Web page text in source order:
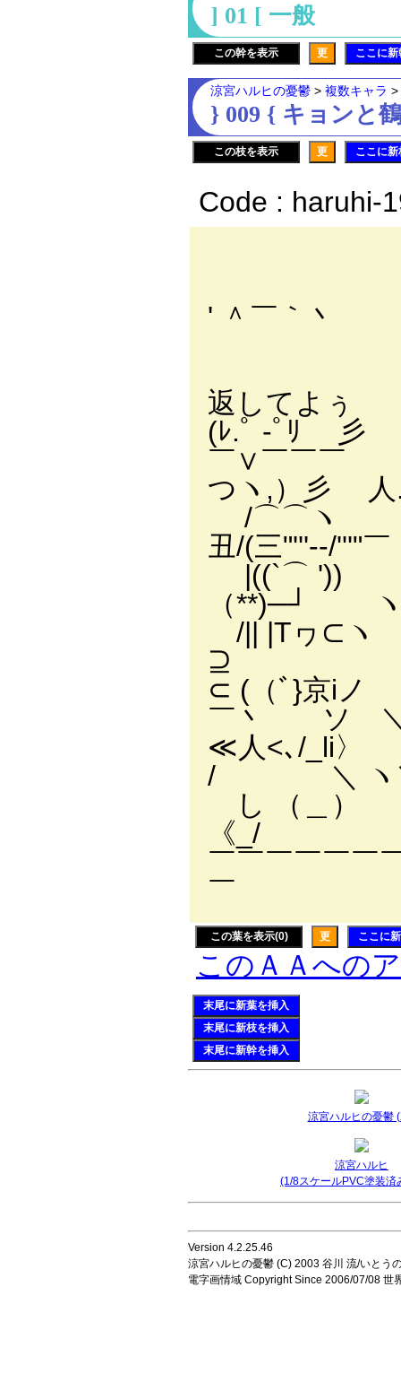
] 01 [ 一般
この幹を表示 更 ここに
涼宮ハルヒの憂鬱 > 複数キャラ >
} 009 { キョンと
この枝を表示 更 ここに
Code : haruhi-
' ＾￣｀丶
返
(ﾚ.ﾟ -ﾟﾘ 彡
￣
つヽ,）彡 人
/
丑/(三"'''--/'''"￣
（**)─┘
/||
⊇
⊂ (
￣丶 ソ
≪人
/ ＼ ヽ
し
《_/ ヽ
￣￣￣￣￣￣
￣
この葉を表示(0) 更 ここに
このＡＡへの
末尾に新葉を挿入
末尾に新枝を挿入
末尾に新幹を挿入
涼宮ハルヒの憂鬱
涼宮ハルヒ
(1/8スケールPVC塗装済
Version 4.2.25.46
涼宮ハルヒの憂鬱 (C) 2003 谷川 流/いとう
電字画情域 Copyright Since 2006/07/08 世